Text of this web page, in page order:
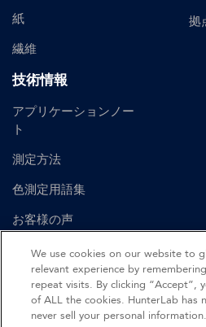
紙
繊維
技術情報
アプリケーションノー
ト
測定方法
色測定用語集
お客様の声
ユーザーマニュアル
拠
©2026Hunter
We use cookies on our website to
relevant experience by
repeat visits. By clicking “Accept”,
of ALL the cookies. HunterLab has
never sell your personal information.